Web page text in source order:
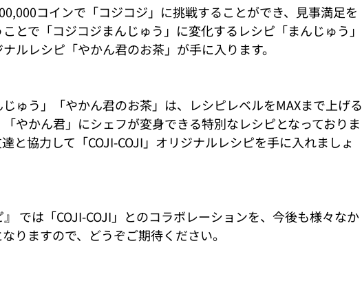
コインで「コジコジ」に挑戦することができ、見事満足を
とで「コジコジまんじゅう」に変化するレシピ「まんじゅう」
ルレシピ「やかん君のお茶」が手に入ります。
ゅう」「やかん君のお茶」は、レシピレベルをMAXまで上げる
やかん君」にシェフが変身できる特別なレシピとなっておりま
と協力して「COJI-COJI」オリジナルレシピを手に入れましょ
では「COJI-COJI」とのコラボレーションを、今後も様々なか
りますので、どうぞご期待ください。